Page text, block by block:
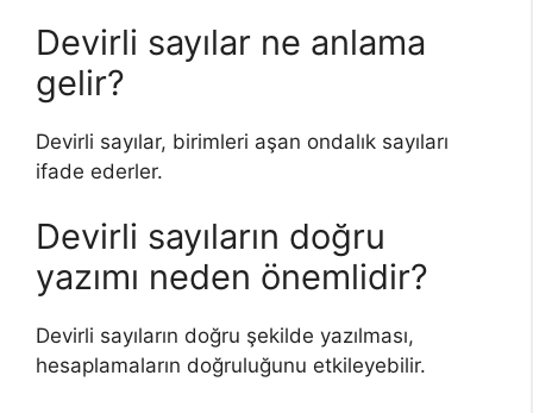
Devirli sayılar ne anlama
gelir?
Devirli sayılar, birimleri aşan ondalık sayıları
ifade ederler.
Devirli sayıların doğru
yazımı neden önemlidir?
Devirli sayıların doğru şekilde yazılması,
hesaplamaların doğruluğunu etkileyebilir.